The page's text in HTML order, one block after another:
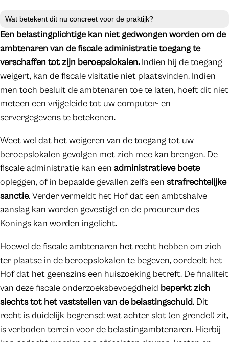
Wat betekent dit nu concreet voor de praktijk?
Een belastingplichtige kan niet gedwongen worden om de
ambtenaren van de fiscale administratie toegang te
verschaffen tot zijn beroepslokalen. Indien hij de toegang
weigert, kan de fiscale visitatie niet plaatsvinden. Indien
men toch besluit de ambtenaren toe te laten, hoeft dit niet
meteen een vrijgeleide tot uw computer- en
servergegevens te betekenen.
Weet wel dat het weigeren van de toegang tot uw
beroepslokalen gevolgen met zich mee kan brengen. De
fiscale administratie kan een administratieve boete
opleggen, of in bepaalde gevallen zelfs een strafrechtelijke
sanctie. Verder vermeldt het Hof dat een ambtshalve
aanslag kan worden gevestigd en de procureur des
Konings kan worden ingelicht.
Hoewel de fiscale ambtenaren het recht hebben om zich
ter plaatse in de beroepslokalen te begeven, oordeelt het
Hof dat het geenszins een huiszoeking betreft. De finaliteit
van deze fiscale onderzoeksbevoegdheid beperkt zich
slechts tot het vaststellen van de belastingschuld. Dit
recht is duidelijk begrensd: wat achter slot (en grendel) zit,
is verboden terrein voor de belastingambtenaren. Hierbij